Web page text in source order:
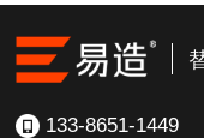
雷技术解答
133-8651-1449